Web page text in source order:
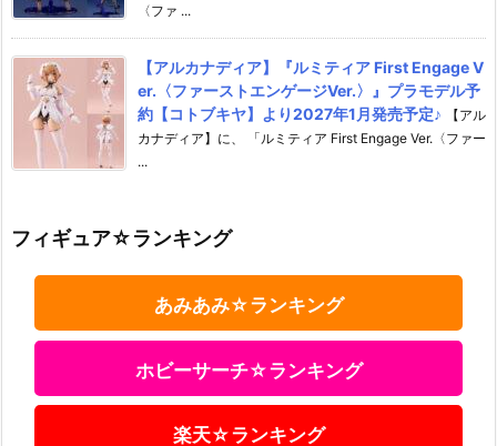
〈ファ ...
【アルカナディア】『ルミティア First Engage V
er.〈ファーストエンゲージVer.〉』プラモデル予
約【コトブキヤ】より2027年1月発売予定♪
【アル
カナディア】に、 「ルミティア First Engage Ver.〈ファー
...
フィギュア☆ランキング
あみあみ☆ランキング
ホビーサーチ☆ランキング
楽天☆ランキング